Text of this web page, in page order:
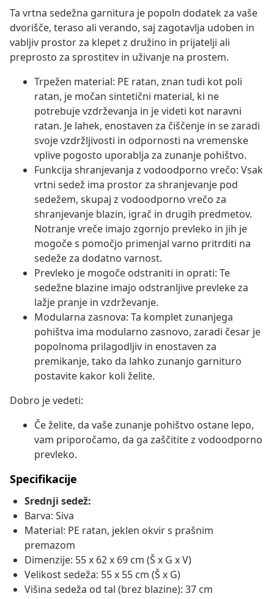
Ta vrtna sedežna garnitura je popoln dodatek za vaše
dvorišče, teraso ali verando, saj zagotavlja udoben in
vabljiv prostor za klepet z družino in prijatelji ali
preprosto za sprostitev in uživanje na prostem.
Trpežen material: PE ratan, znan tudi kot poli
ratan, je močan sintetični material, ki ne
potrebuje vzdrževanja in je videti kot naravni
ratan. Je lahek, enostaven za čiščenje in se zaradi
svoje vzdržljivosti in odpornosti na vremenske
vplive pogosto uporablja za zunanje pohištvo.
Funkcija shranjevanja z vodoodporno vrečo: Vsak
vrtni sedež ima prostor za shranjevanje pod
sedežem, skupaj z vodoodporno vrečo za
shranjevanje blazin, igrač in drugih predmetov.
Notranje vreče imajo zgornjo prevleko in jih je
mogoče s pomočjo primenjal varno pritrditi na
sedeže za dodatno varnost.
Prevleko je mogoče odstraniti in oprati: Te
sedežne blazine imajo odstranljive prevleke za
lažje pranje in vzdrževanje.
Modularna zasnova: Ta komplet zunanjega
pohištva ima modularno zasnovo, zaradi česar je
popolnoma prilagodljiv in enostaven za
premikanje, tako da lahko zunanjo garnituro
postavite kakor koli želite.
Dobro je vedeti:
Če želite, da vaše zunanje pohištvo ostane lepo,
vam priporočamo, da ga zaščitite z vodoodporno
prevleko.
Specifikacije
Srednji sedež:
Barva: Siva
Material: PE ratan, jeklen okvir s prašnim
premazom
Dimenzije: 55 x 62 x 69 cm (Š x G x V)
Velikost sedeža: 55 x 55 cm (Š x G)
Višina sedeža od tal (brez blazine): 37 cm